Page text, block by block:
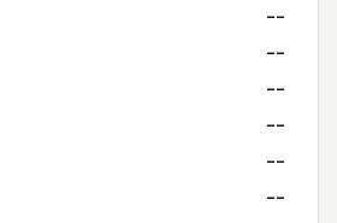
--
--
--
--
--
--